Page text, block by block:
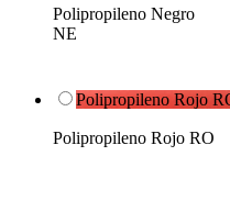
Polipropileno Negro
NE
Polipropileno Rojo
Polipropileno Rojo RO